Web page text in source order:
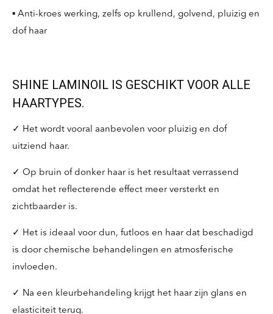
▪ Anti-kroes werking, zelfs op krullend, golvend, pluizig en
dof haar
SHINE LAMINOIL IS GESCHIKT VOOR ALLE
HAARTYPES.
✓ Het wordt vooral aanbevolen voor pluizig en dof
uitziend haar.
✓ Op bruin of donker haar is het resultaat verrassend
omdat het reflecterende effect meer versterkt en
zichtbaarder is.
✓ Het is ideaal voor dun, futloos en haar dat beschadigd
is door chemische behandelingen en atmosferische
invloeden.
✓ Na een kleurbehandeling krijgt het haar zijn glans en
elasticiteit terug.